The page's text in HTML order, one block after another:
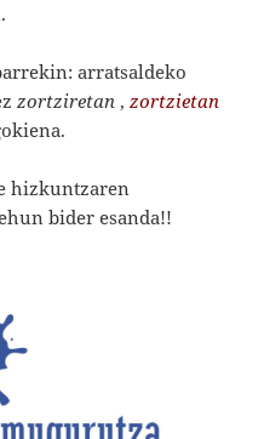
arratsaldeko
zortziretan ,zortzietan
hizkuntzaren
bider esanda!!